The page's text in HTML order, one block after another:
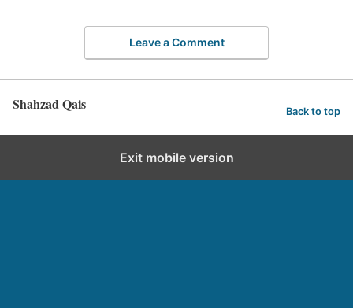
Leave a Comment
Shahzad Qais Back to top
Exit mobile version